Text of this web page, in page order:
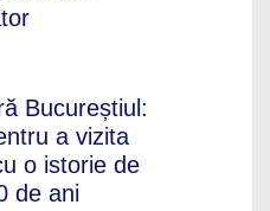
Bucureștiul:
a vizita
o istorie de
de ani